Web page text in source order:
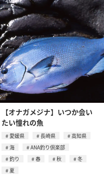
【オナガメジナ】いつか会い
たい憧れの魚
愛媛県 長崎県
高知県
海
ANA釣り倶楽部
釣り
春 秋
冬
夏